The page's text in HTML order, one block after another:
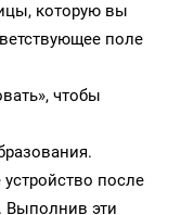
которую вы
поле
чтобы
после
Выполнив эти